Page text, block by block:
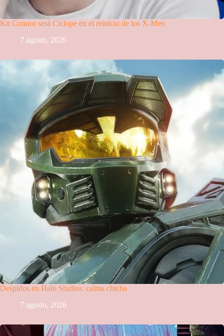
Kit Connor será Cíclope en el reinicio de los X-Men
7 agosto, 2026
Despidos en Halo Studios: calma chicha
7 agosto, 2026